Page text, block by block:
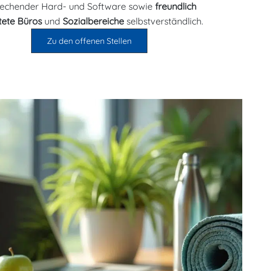
Hard- und Software sowie freundlich
Büros und Sozialbereiche selbstverständlich.
Zu den offenen Stellen